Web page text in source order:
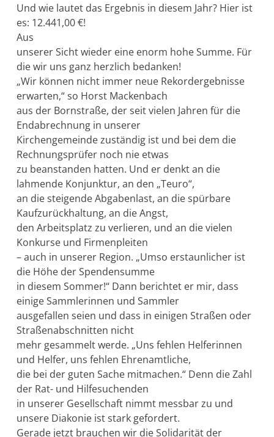
Und wie lautet das Ergebnis in diesem Jahr? Hier ist
es: 12.441,00 €!
Aus
unserer Sicht wieder eine enorm hohe Summe. Für
die wir uns ganz herzlich bedanken!
„Wir können nicht immer neue Rekordergebnisse
erwarten,“ so Horst Mackenbach
aus der Bornstraße, der seit vielen Jahren für die
Endabrechnung in unserer
Kirchengemeinde zuständig ist und bei dem die
Rechnungsprüfer noch nie etwas
zu beanstanden hatten. Und er denkt an die
lahmende Konjunktur, an den „Teuro“,
an die steigende Abgabenlast, an die spürbare
Kaufzurückhaltung, an die Angst,
den Arbeitsplatz zu verlieren, und an die vielen
Konkurse und Firmenpleiten
– auch in unserer Region. „Umso erstaunlicher ist
die Höhe der Spendensumme
in diesem Sommer!“ Dann berichtet er mir, dass
einige Sammlerinnen und Sammler
ausgefallen seien und dass in einigen Straßen oder
Straßenabschnitten nicht
mehr gesammelt werde. „Uns fehlen Helferinnen
und Helfer, uns fehlen Ehrenamtliche,
die bei der guten Sache mitmachen.“ Denn die Zahl
der Rat- und Hilfesuchenden
in unserer Gesellschaft nimmt messbar zu und
unsere Diakonie ist stark gefordert.
Gerade jetzt brauchen wir die Solidarität der